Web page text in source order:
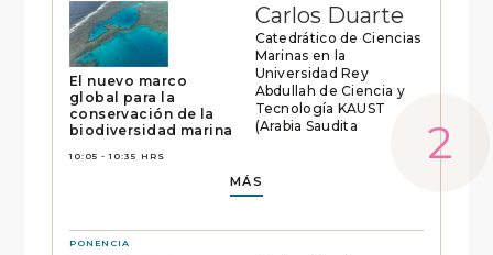
El nuevo marco
global para la
conservación de la
biodiversidad marina
10:05 - 10:35 HRS
Carlos Duarte
Catedrático de Ciencias
Marinas en la
Universidad Rey
Abdullah de Ciencia y
Tecnología KAUST
(Arabia Saudita
MÁS
PONENCIA